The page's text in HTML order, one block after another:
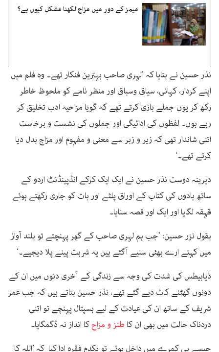
میمز کے دور میں مزاح لکھنا مشکل کیوں ہے؟
نذر حسین نے بتایا کہ ’لہری صاحب بہترین فنکار تھے۔ وہ فلم میں
اپنے کردار، کہانی، سیاق وسباق اور منظر نامے کو ملحوظ خاطر
رکھ کر یوں جملے بازی کرتے تھے کہ گویا مزاحیہ ادب تخلیق کر
رہے ہوں۔ لفظوں کی ادائیگی اور جملوں کی نشست و برخاست
اتنی شاندار تھی کہ زیر و زبر سے معنی و مفہوم اور مزاج بدل دیا
کرتے تھے۔‘
دیرینہ دوست نذر حسین نے ایک ایک کرکے انڈپینڈنٹ اردو کے
ساتھ یادوں کی کتاب کے اوراق پلٹے اور بات کو جاری رکھتے ہوئے
قہقہ لگایا اور ایک اور قصہ سنایا۔
بقول نزر حسین: ’جب ہم لہری صاحب کے گھر پہنچتے تو بلند آواز
میں کہتے ارے بھئی سنیے آگئے ہیں یہ شربت پینے پلا دیجیے۔‘
ذیابیطس کی شدت کی وجہ سے زندگی کے آخری دنوں میں ان کے
دونوں گھٹنے کاٹ دیے گئے تھے، نذر حسین بتاتے ہیں کہ جب عمر
شریف کے ساتھ ان کی عیادت کے لیے ہسپتال پہنچے تو اتنی
دردناک حالت میں بھی ان کا طنز و مزاحکا انداز نہ ڈگمگایا۔
جیسے ہی کمرے میں داخل ہوئے تو یکدم فقرہ ادا کیا کہ ’اللہ کا